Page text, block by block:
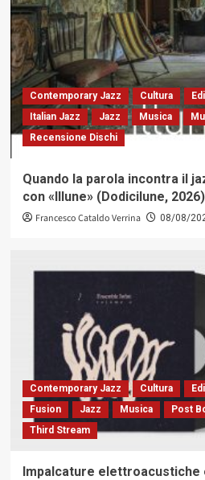
Contemporary Jazz Cultura
Italian Jazz
Jazz Musica
Recensione Dischi
Quando la parola incontra il
con «Illune» (Dodicilune, 2026)
Francesco Cataldo Verrina 08/08/
Contemporary Jazz Cultura
Fusion
Jazz Musica Post
Third Stream
Impalcature elettroacustiche